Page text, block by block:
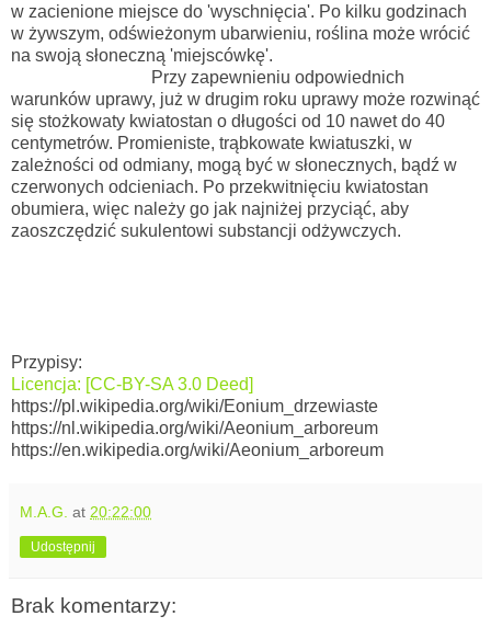
w zacienione miejsce do 'wyschnięcia'. Po kilku godzinach
w żywszym, odświeżonym ubarwieniu, roślina może wrócić
na swoją słoneczną 'miejscówkę'.
Przy zapewnieniu odpowiednich
warunków uprawy, już w drugim roku uprawy może rozwinąć
się stożkowaty kwiatostan o długości od 10 nawet do 40
centymetrów. Promieniste, trąbkowate kwiatuszki, w
zależności od odmiany, mogą być w słonecznych, bądź w
czerwonych odcieniach. Po przekwitnięciu kwiatostan
obumiera, więc należy go jak najniżej przyciąć, aby
zaoszczędzić sukulentowi substancji odżywczych.
Przypisy:
Licencja: [CC-BY-SA 3.0 Deed]
https://pl.wikipedia.org/wiki/Eonium_drzewiaste
https://nl.wikipedia.org/wiki/Aeonium_arboreum
https://en.wikipedia.org/wiki/Aeonium_arboreum
M.A.G. at 20:22:00
Udostępnij
Brak komentarzy: